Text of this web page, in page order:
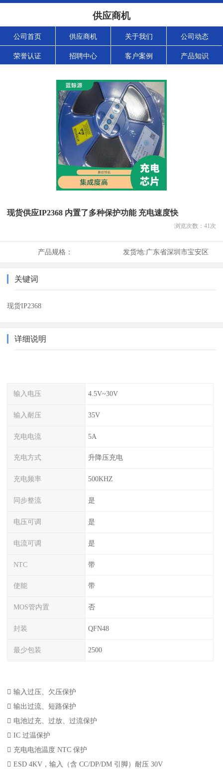
供应商机
公司首页 供应商机 关于我们 公司动态
荣誉认证 招聘中心 客户案例 产品知识
现货供应IP2368 内置了多种保护功能 充电速度快
浏览次数： 41次
产品规格： 发货地:广东省深圳市宝安区
关键词
现货IP2368
详细说明
输入电压 4.5V~30V
输入耐压 35V
充电电流 5A
充电方式 升降压充电
充电频率 500KHZ
同步整流 是
电压可调 是
电流可调 是
NTC 带
使能 带
MOS管内置 否
封装 QFN48
最少包装 2500
 输入过压、欠压保护
 输出过流、短路保护
 电池过充、过放、过流保护
 IC 过温保护
 充电电池温度 NTC 保护
 ESD 4KV，输入（含 CC/DP/DM 引脚）耐压 30V